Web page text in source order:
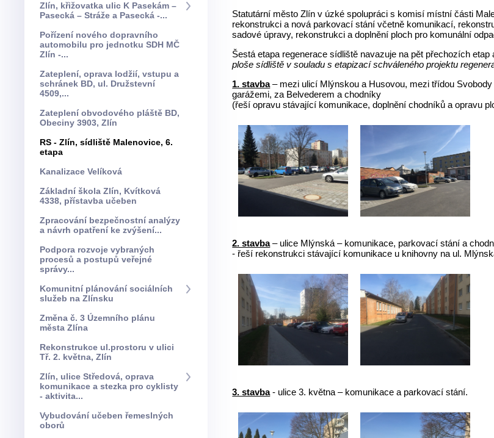
Zlín, křižovatka ulic K Pasekám –
Pasecká – Stráže a Pasecká -...
Pořízení nového dopravního
automobilu pro jednotku SDH MČ
Zlín -...
Zateplení, oprava lodžií, vstupu a
schránek BD, ul. Družstevní
4509,...
Zateplení obvodového pláště BD,
Obeciny 3903, Zlín
RS - Zlín, sídliště Malenovice, 6.
etapa
Kanalizace Velíková
Základní škola Zlín, Kvítková
4338, přístavba učeben
Zpracování bezpečnostní analýzy
a návrh opatření ke zvýšení...
Podpora rozvoje vybraných
procesů a postupů veřejné
správy...
Komunitní plánování sociálních
služeb na Zlínsku
Změna č. 3 Územního plánu
města Zlína
Rekonstrukce ul.prostoru v ulici
Tř. 2. května, Zlín
Zlín, ulice Středová, oprava
komunikace a stezka pro cyklisty
- aktivita...
Vybudování učeben řemeslných
oborů
Statutární město Zlín v úzké spolupráci s komisí místní části
rekonstrukci a nová parkovací stání včetně komunikací,
sadové úpravy, rekonstrukci a doplnění ploch pro komunální
Šestá etapa regenerace sídliště navazuje na pět přechozích etap
ploše sídliště v souladu s etapizací schváleného projektu
1. stavba– mezi ulicí Mlýnskou a Husovou, mezi třídou
garážemi, za Belvederem a chodníky
(řeší opravu stávající komunikace, doplnění chodníků a opravu
2. stavba– ulice Mlýnská – komunikace, parkovací stání a
- řeší rekonstrukci stávající komunikace u knihovny na ul.
3. stavba- ulice 3. května – komunikace a parkovací stání.